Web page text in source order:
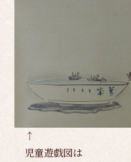
↑
児童遊戯図は